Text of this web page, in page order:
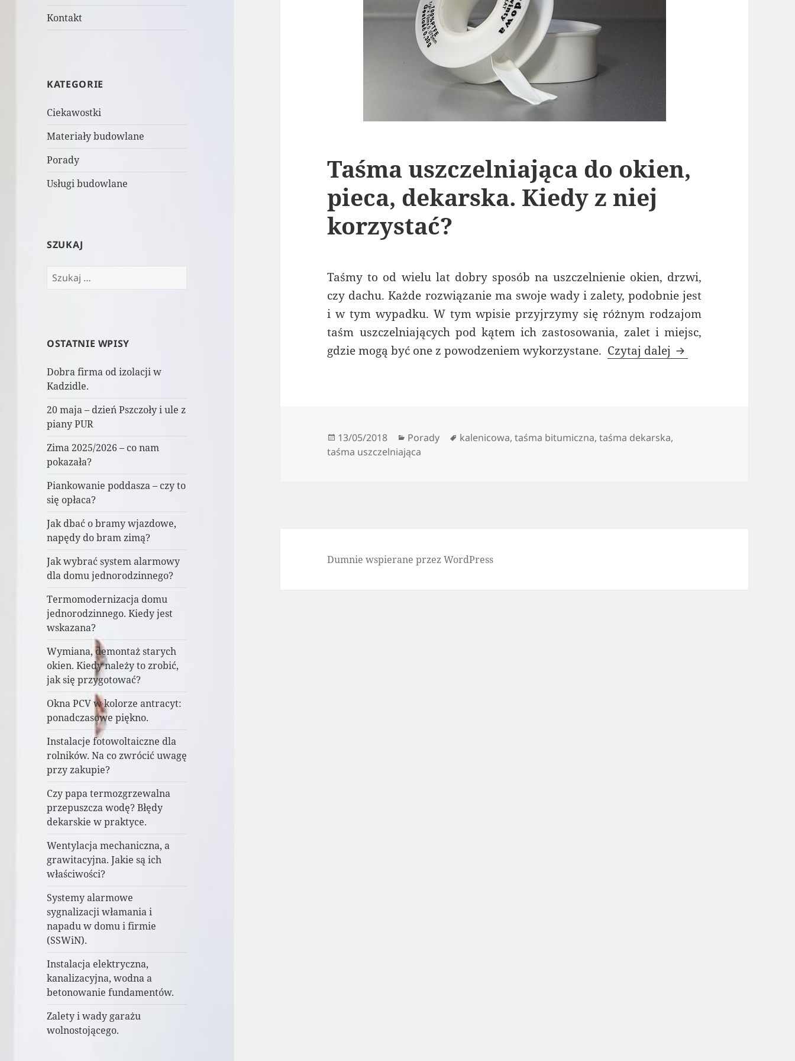
Kontakt
KATEGORIE
Ciekawostki
Materiały budowlane
Porady
Usługi budowlane
SZUKAJ
Szukaj:
OSTATNIE WPISY
Dobra firma od izolacji w
Kadzidle.
20 maja – dzień Pszczoły i ule z
piany PUR
Zima 2025/2026 – co nam
pokazała?
Piankowanie poddasza – czy to
się opłaca?
Jak dbać o bramy wjazdowe,
napędy do bram zimą?
Jak wybrać system alarmowy
dla domu jednorodzinnego?
Termomodernizacja domu
jednorodzinnego. Kiedy jest
wskazana?
Wymiana, demontaż starych
okien. Kiedy należy to zrobić,
jak się przygotować?
Okna PCV w kolorze antracyt:
ponadczasowe piękno.
Instalacje fotowoltaiczne dla
rolników. Na co zwrócić uwagę
przy zakupie?
Czy papa termozgrzewalna
przepuszcza wodę? Błędy
dekarskie w praktyce.
Wentylacja mechaniczna, a
grawitacyjna. Jakie są ich
właściwości?
Systemy alarmowe
sygnalizacji włamania i
napadu w domu i firmie
(SSWiN).
Instalacja elektryczna,
kanalizacyjna, wodna a
betonowanie fundamentów.
Zalety i wady garażu
wolnostojącego.
Taśma uszczelniająca do okien,
pieca, dekarska. Kiedy z niej
korzystać?
Taśmy to od wielu lat dobry sposób na uszczelnienie okien, drzwi,
czy dachu. Każde rozwiązanie ma swoje wady i zalety, podobnie jest
i w tym wypadku. W tym wpisie przyjrzymy się różnym rodzajom
taśm uszczelniających pod kątem ich zastosowania, zalet i miejsc,
gdzie mogą być one z powodzeniem wykorzystane. Czytaj dalej Taśma
Data
publikacji
13/05/2018 Kategorie
Porady Tagi
kalenicowa,taśma bitumiczna,taśma dekarska,
taśma uszczelniająca
Dumnie wspierane przez WordPress